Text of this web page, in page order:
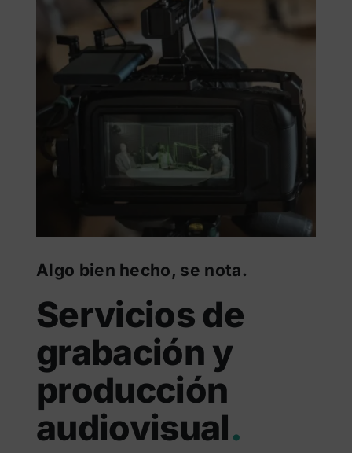
Algo bien hecho, se nota.
Servicios de
grabación y
producción
audiovisual.